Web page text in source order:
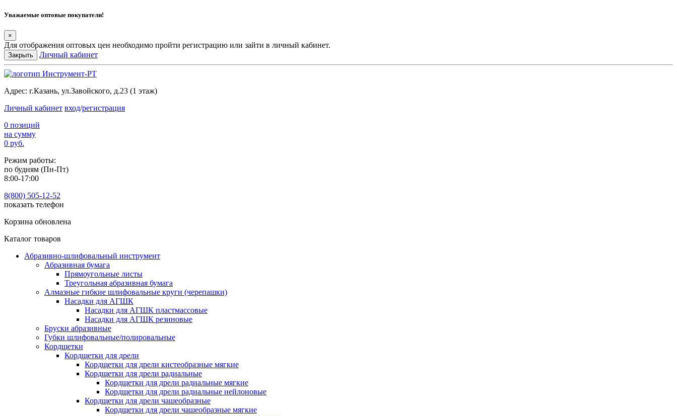
Уважаемые оптовые покупатели!
×
Для отображения оптовых цен необходимо пройти регистрацию или зайти в личный кабинет.
Закрыть Личный кабинет
Адрес: г.Казань, ул.Завойского, д.23 (1 этаж)
Личный кабинет вход/регистрация
0 позиций
на сумму
0 руб.
Режим работы:
по будням (Пн-Пт)
8:00-17:00
8(800) 505-12-52
показать телефон
Корзина обновлена
Каталог товаров
Абразивно-шлифовальный инструмент
Абразивная бумага
Прямоугольные листы
Треугольная абразивная бумага
Алмазные гибкие шлифовальные круги (черепашки)
Насадки для АГШК
Насадки для АГШК пластмассовые
Насадки для АГШК резиновые
Бруски абразивные
Губки шлифовальные/полировальные
Кордщетки
Кордщетки для дрели
Кордщетки для дрели кистеобразные мягкие
Кордщетки для дрели радиальные
Кордщетки для дрели радиальные мягкие
Кордщетки для дрели радиальные нейлоновые
Кордщетки для дрели чашеобразные
Кордщетки для дрели чашеобразные мягкие